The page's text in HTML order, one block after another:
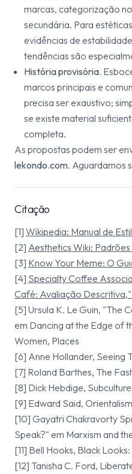
marcas, categorização
secundária. Para
evidências de
tendências são
História provisória.
marcos principais e
precisa ser exaustivo;
se existe material
completa.
As propostas podem ser
lekondo.com. Aguardamos
Citação
[1] Wikipedia: Manual de
[2] Aesthetics Wiki:
[3] Know Your Meme: O
[4] Specialty Coffee
Café: Avaliação
[5] Ursula K. Le Guin, "The
em Dancing at the Edge of
Women, Places
[6] Anne Hollander, Seeing
[7] Roland Barthes, The
[8] Dick Hebdige,
[9] Edward Said, Orientalism
[10] Gayatri Chakravorty
Speak?" em Marxism and
[11] Bell Hooks, Black
[12] Tanisha C. Ford,